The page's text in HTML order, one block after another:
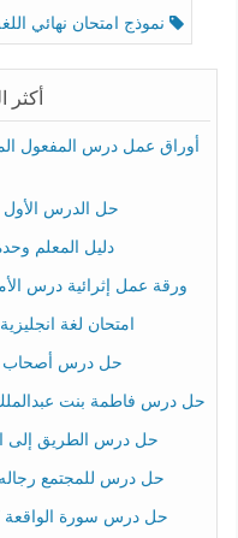
نموذج امتحان نهائي اللغة
أكثر
أوراق عمل درس المفعول
حل الدرس الأول
دليل المعلم
ورقة عمل إثرائية درس
امتحان لغة
حل درس أصحاب
حل درس فاطمة بنت
حل درس الطريق إلى
حل درس للمجتمع
حل درس سورة الواقعة 57-74 تربية اسلامية الصف التاسع